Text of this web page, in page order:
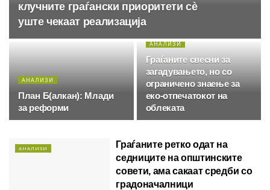
клучните граѓански приоритети сè
уште чекаат реализација
АНАЛИЗИ
План Б(алкан): Млади
за реформи
АНАЛИЗИ
Граѓаните свесни за
загадувањето, но со
ограничено знаење за
еко-отпечатокот на
облеката
АНАЛИЗИ
Граѓаните ретко одат на
седниците на општинските
совети, ама сакаат средби со
градоначалници